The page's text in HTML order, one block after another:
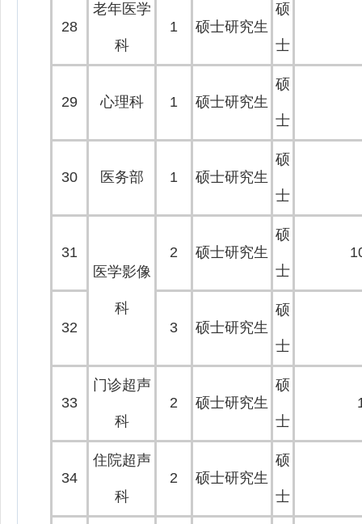
28
老年医学
科
1 硕士研究生
硕
士
29 心理科 1 硕士研究生
硕
士
30 医务部 1 硕士研究生
硕
士
31
医学影像
科
2 硕士研究生
硕
士
32 3 硕士研究生
硕
士
33
门诊超声
科
2 硕士研究生
硕
士
34
住院超声
科
2 硕士研究生
硕
士